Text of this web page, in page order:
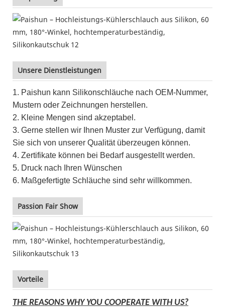
Unsere Dienstleistungen
1. Paishun kann Silikonschläuche nach OEM-Nummer,
Mustern oder Zeichnungen herstellen.
2. Kleine Mengen sind akzeptabel.
3. Gerne stellen wir Ihnen Muster zur Verfügung, damit
Sie sich von unserer Qualität überzeugen können.
4. Zertifikate können bei Bedarf ausgestellt werden.
5. Druck nach Ihren Wünschen
6. Maßgefertigte Schläuche sind sehr willkommen.
Passion Fair Show
Vorteile
THE REASONS WHY YOU COOPERATE WITH US?